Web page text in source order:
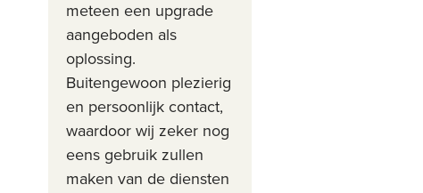
meteen een upgrade
aangeboden als
oplossing.
Buitengewoon plezierig
en persoonlijk contact,
waardoor wij zeker nog
eens gebruik zullen
maken van de diensten